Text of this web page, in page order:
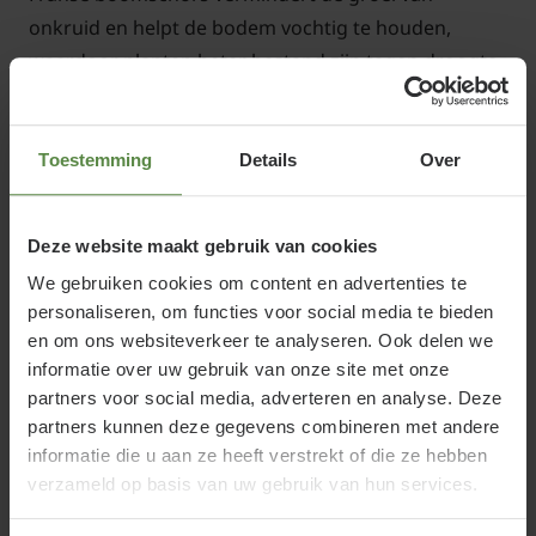
Toestemming Details Over
Deze website maakt gebruik van cookies
We gebruiken cookies om content en advertenties te
personaliseren, om functies voor social media te bieden
en om ons websiteverkeer te analyseren. Ook delen we
informatie over uw gebruik van onze site met onze
partners voor social media, adverteren en analyse. Deze
partners kunnen deze gegevens combineren met andere
informatie die u aan ze heeft verstrekt of die ze hebben
verzameld op basis van uw gebruik van hun services.
onkruid en helpt de bodem vochtig te houden,
waardoor planten beter bestand zijn tegen droogte.
In de winter beschermt de schors de wortels van
planten tegen vorst. Daarnaast verhoogt het de
biodiversiteit door een schuilplaats te bieden aan
nuttige insecten en kleine dieren.
Ideaal voor paden en borders
Deze boomschors is een uitstekende keuze voor de
aanleg van halfverharde paden door de tuin. Het
biedt een stevige, natuurlijke ondergrond die lang
meegaat. Daarnaast is het perfect voor het opvullen
van ruimtes tussen tuinplanten in borders,
waardoor een nette en verzorgde uitstraling
ontstaat. In combinatie met antiworteldoek zorgt
Lees meer